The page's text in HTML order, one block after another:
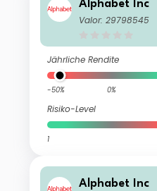
Alphabet Inc
Valor: 29798545
Jährliche Rendite
-50% 0%
Risiko-Level
1
Alphabet Inc